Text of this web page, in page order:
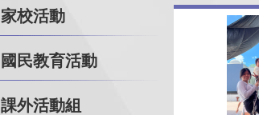
家校活動
國民教育活動
課外活動組